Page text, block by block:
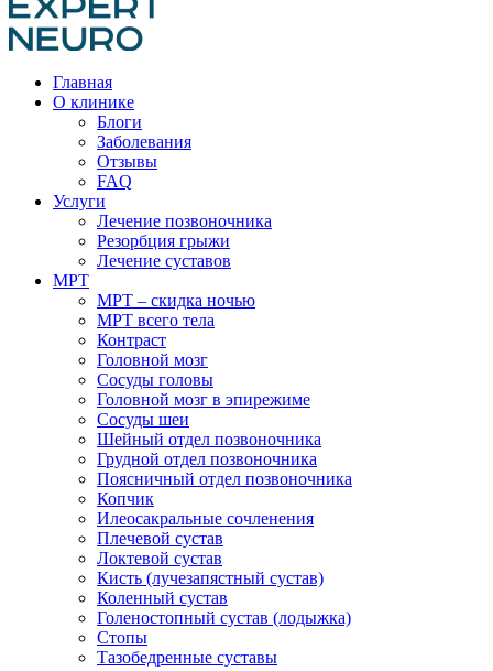
Главная
О клинике
Блоги
Заболевания
Отзывы
FAQ
Услуги
Лечение позвоночника
Резорбция грыжи
Лечение суставов
МРТ
МРТ – скидка ночью
МРТ всего тела
Контраст
Головной мозг
Сосуды головы
Головной мозг в эпирежиме
Сосуды шеи
Шейный отдел позвоночника
Грудной отдел позвоночника
Поясничный отдел позвоночника
Копчик
Илеосакральные сочленения
Плечевой сустав
Локтевой сустав
Кисть (лучезапястный сустав)
Коленный сустав
Голеностопный сустав (лодыжка)
Стопы
Тазобедренные суставы